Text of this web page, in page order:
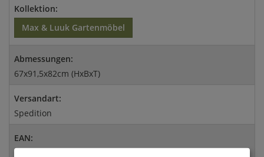
Kollektion:
Max & Luuk Gartenmöbel
Abmessungen:
67x91,5x82cm (HxBxT)
Versandart:
Spedition
EAN:
4056026425996